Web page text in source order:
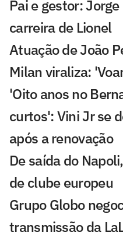
Pai e gestor:
carreira de Lionel
Atuação de João
Milan viraliza:
'Oito anos no
curtos': Vini Jr se
após a renovação
De saída do
de clube europeu
Grupo Globo
transmissão da